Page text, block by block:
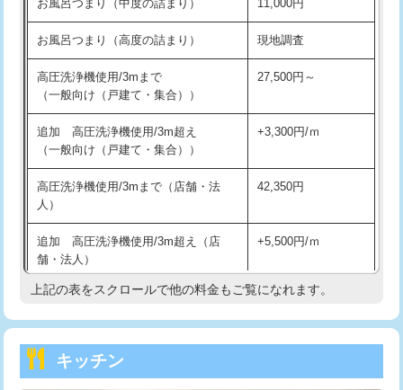
交換・取付(混合水栓（壁付・デッキ
式・ワンホール）)
16,500円+材料費
交換・取付(排水栓・排水トラップ
（P/S/ポップアップ））
22,000円+材料費
交換・取付（その他部品） 11,000円+材料費
持込商品取付（単水栓） 13,200円
持込商品取付（混合水栓）
持込商品取付（浄水器・分岐水栓） 16,500円
持込商品取付（温水洗浄便座） 22,000円
持込商品取付（普通便座⇔温水洗浄便
22,000円
給水管工事※（ホール加工)
お風呂つまり（中度の詰まり） 11,000円
お風呂つまり（高度の詰まり） 現地調査
高圧洗浄機使用/3mまで
（一般向け（戸建て・集合））
27,500円～
追加 高圧洗浄機使用/3m超え
（一般向け（戸建て・集合））
+3,300円/ｍ
高圧洗浄機使用/3mまで（店舗・法
人）
42,350円
追加 高圧洗浄機使用/3m超え（店
舗・法人）
+5,500円/ｍ
高度高圧洗浄換 現地調査
トーラー機使用/3mまで
上記の表をスクロールで他の料金もご覧になれます。
キッチン